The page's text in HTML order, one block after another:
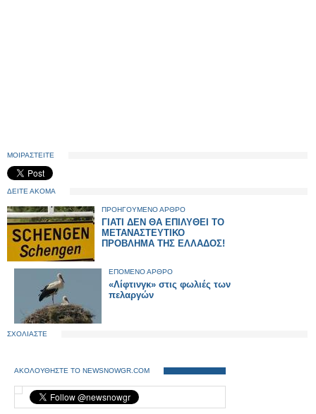
ΜΟΙΡΑΣΤΕΙΤΕ
ΔΕΙΤΕ ΑΚΟΜΑ
ΠΡΟΗΓΟΥΜΕΝΟ ΑΡΘΡΟ
ΓΙΑΤΙ ΔΕΝ ΘΑ ΕΠΙΛΥΘΕΙ ΤΟ
ΜΕΤΑΝΑΣΤΕΥΤΙΚΟ
ΠΡΟΒΛΗΜΑ ΤΗΣ ΕΛΛΑΔΟΣ!
ΕΠΟΜΕΝΟ ΑΡΘΡΟ
«Λίφτινγκ» στις φωλιές των
πελαργών
ΣΧΟΛΙΑΣΤΕ
ΑΚΟΛΟΥΘΗΣΤΕ ΤΟ NEWSNOWGR.COM